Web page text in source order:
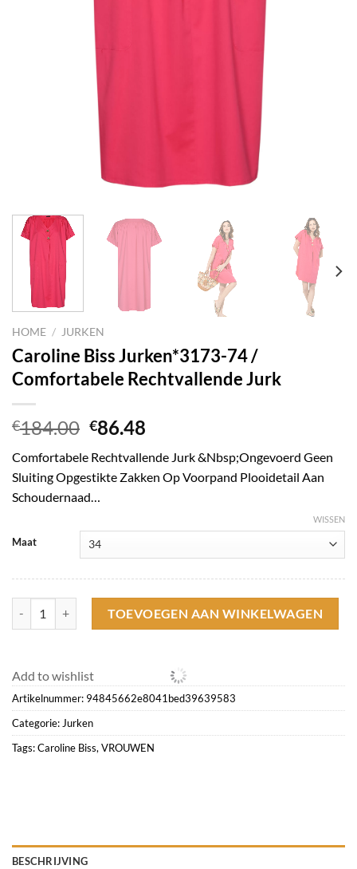
HOME / JURKEN
Caroline Biss Jurken*3173-74 /
Comfortabele Rechtvallende Jurk
€184.00 Oorspronkelijke
was:
€184.00.
€86.48
is:
€86.48.
Comfortabele Rechtvallende Jurk &Nbsp;Ongevoerd Geen
Sluiting Opgestikte Zakken Op Voorpand Plooidetail Aan
Schoudernaad…
Maat
WISSEN
TOEVOEGEN AAN WINKELWAGEN
Add to wishlist
Artikelnummer: 94845662e8041bed39639583
Categorie: Jurken
Tags:Caroline Biss, VROUWEN
BESCHRIJVING